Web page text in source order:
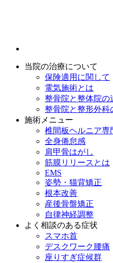
当院の治療について
保険適用に関して
電気施術とは
整骨院と整体院の
整骨院と整形外科
施術メニュー
椎間板ヘルニア専
全身倦怠感
肩甲骨はがし
筋膜リリースとは
EMS
姿勢・猫背矯正
根本改善
産後骨盤矯正
自律神経調整
よく相談のある症状
スマホ首
デスクワーク腰痛
座りすぎ症候群